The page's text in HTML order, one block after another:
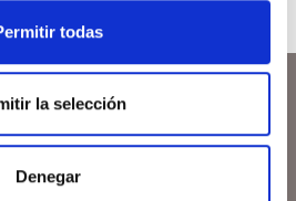
todas
la selección
Denegar